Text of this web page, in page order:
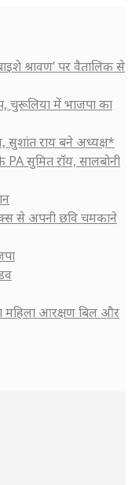
श्रावण’ पर वैतालिक से
चुरूलिया में भाजपा का
सुशांत राय बने अध्यक्ष*
सुमित रॉय, सालबोनी
से अपनी छवि चमकाने
महिला आरक्षण बिल और